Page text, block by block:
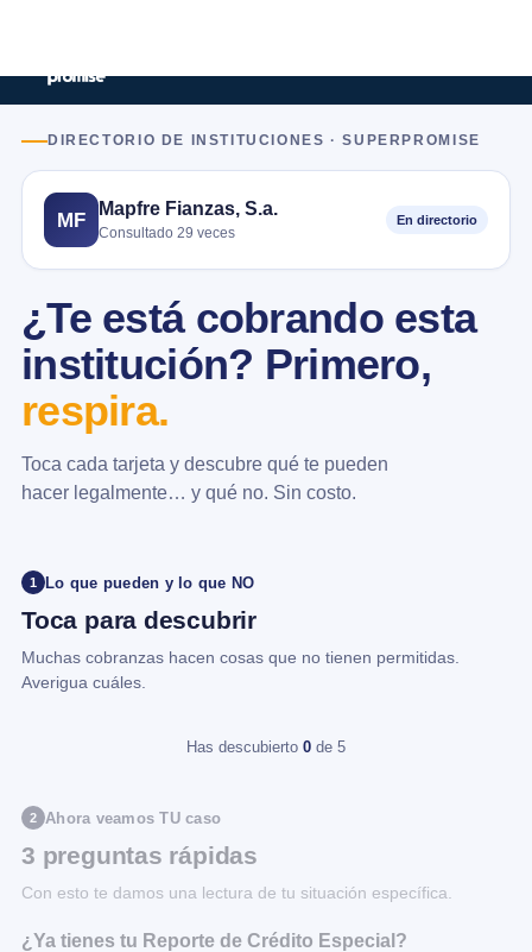
DIRECTORIO DE INSTITUCIONES · SUPERPROMISE
MF
Mapfre Fianzas, S.a.
Consultado 29 veces
En directorio
¿Te está cobrando esta
institución? Primero,
respira.
Toca cada tarjeta y descubre qué te pueden
hacer legalmente… y qué no. Sin costo.
1 Lo que pueden y lo que NO
Toca para descubrir
Muchas cobranzas hacen cosas que no tienen permitidas.
Averigua cuáles.
Has descubierto 0 de 5
2 Ahora veamos TU caso
3 preguntas rápidas
Con esto te damos una lectura de tu situación específica.
¿Ya tienes tu Reporte de Crédito Especial?